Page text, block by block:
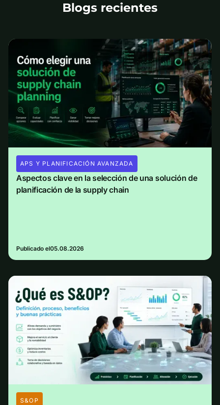
Blogs recientes
APS Y PLANIFICACIÓN AVANZADA
Aspectos clave en la selección de una solución de
planificación de la supply chain
Publicado el05.08.2026
S&OP